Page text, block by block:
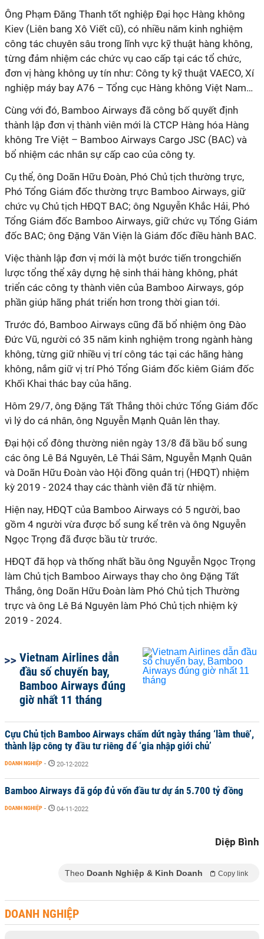
Ông Phạm Đăng Thanh tốt nghiệp Đại học Hàng không
Kiev (Liên bang Xô Viết cũ), có nhiều năm kinh nghiệm
công tác chuyên sâu trong lĩnh vực kỹ thuật hàng không,
từng đảm nhiệm các chức vụ cao cấp tại các tổ chức,
đơn vị hàng không uy tín như: Công ty kỹ thuật VAECO, Xí
nghiệp máy bay A76 – Tổng cục Hàng không Việt Nam…
Cùng với đó, Bamboo Airways đã công bố quyết định
thành lập đơn vị thành viên mới là CTCP Hàng hóa Hàng
không Tre Việt – Bamboo Airways Cargo JSC (BAC) và
bổ nhiệm các nhân sự cấp cao của công ty.
Cụ thể, ông Doãn Hữu Đoàn, Phó Chủ tịch thường trực,
Phó Tổng Giám đốc thường trực Bamboo Airways, giữ
chức vụ Chủ tịch HĐQT BAC; ông Nguyễn Khắc Hải, Phó
Tổng Giám đốc Bamboo Airways, giữ chức vụ Tổng Giám
đốc BAC; ông Đặng Văn Viện là Giám đốc điều hành BAC.
Việc thành lập đơn vị mới là một bước tiến trongchiến
lược tổng thể xây dựng hệ sinh thái hàng không, phát
triển các công ty thành viên của Bamboo Airways, góp
phần giúp hãng phát triển hơn trong thời gian tới.
Trước đó, Bamboo Airways cũng đã bổ nhiệm ông Đào
Đức Vũ, người có 35 năm kinh nghiệm trong ngành hàng
không, từng giữ nhiều vị trí công tác tại các hãng hàng
không, nắm giữ vị trí Phó Tổng Giám đốc kiêm Giám đốc
Khối Khai thác bay của hãng.
Hôm 29/7, ông Đặng Tất Thắng thôi chức Tổng Giám đốc
vì lý do cá nhân, ông Nguyễn Mạnh Quân lên thay.
Đại hội cổ đông thường niên ngày 13/8 đã bầu bổ sung
các ông Lê Bá Nguyên, Lê Thái Sâm, Nguyễn Mạnh Quân
và Doãn Hữu Đoàn vào Hội đồng quản trị (HĐQT) nhiệm
kỳ 2019 - 2024 thay các thành viên đã từ nhiệm.
Hiện nay, HĐQT của Bamboo Airways có 5 người, bao
gồm 4 người vừa được bổ sung kể trên và ông Nguyễn
Ngọc Trọng đã được bầu từ trước.
HĐQT đã họp và thống nhất bầu ông Nguyễn Ngọc Trọng
làm Chủ tịch Bamboo Airways thay cho ông Đặng Tất
Thắng, ông Doãn Hữu Đoàn làm Phó Chủ tịch Thường
trực và ông Lê Bá Nguyên làm Phó Chủ tịch nhiệm kỳ
2019 - 2024.
Vietnam Airlines dẫn
đầu số chuyến bay,
Bamboo Airways đúng
giờ nhất 11 tháng
Cựu Chủ tịch Bamboo Airways chấm dứt ngày tháng ‘làm thuê’,
thành lập công ty đầu tư riêng để ‘gia nhập giới chủ’
DOANH NGHIỆP - 20-12-2022
Bamboo Airways đã góp đủ vốn đầu tư dự án 5.700 tỷ đồng
DOANH NGHIỆP - 04-11-2022
Diệp Bình
Theo Doanh Nghiệp & Kinh Doanh Copy link
DOANH NGHIỆP